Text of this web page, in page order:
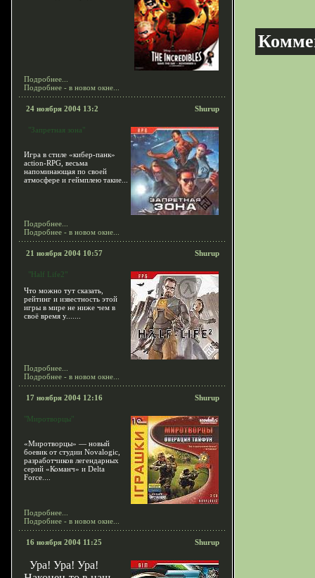
Подробнее...
Подробнее - в новом окне...
24 ноября 2004 13:2 Shurup
"Запретная зона"
Игра в стиле «кибер-панк»
action-RPG, весьма
напоминающая по своей
атмосфере и геймплею такие...
Подробнее...
Подробнее - в новом окне...
21 ноября 2004 10:57 Shurup
"Half Life2"
Что можно тут сказать,
рейтинг и известность этой
игры в мире не ниже чем в
своё время у.......
Подробнее...
Подробнее - в новом окне...
17 ноября 2004 12:16 Shurup
"Миротворцы"
«Миротворцы» — новый
боевик от студии Novalogic,
разработчиков легендарных
серий «Команч» и Delta
Force....
Подробнее...
Подробнее - в новом окне...
16 ноября 2004 11:25 Shurup
Ура! Ура! Ура!